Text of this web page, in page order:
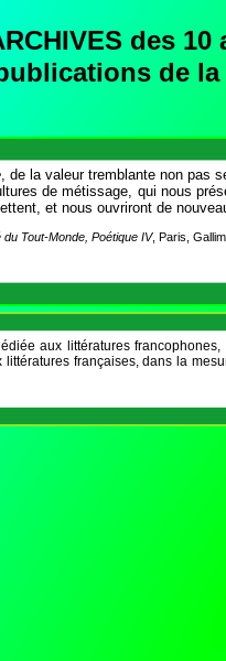
, de la valeur tremblante non pas
de métissage, qui nous
et nous ouvriront de
du Tout-Monde, Poétique IV, Paris,
aux littératures francophones,
littératures françaises, dans la
des 10
de la